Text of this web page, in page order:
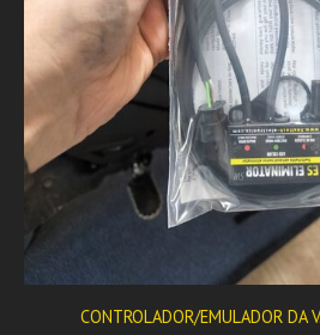
CONTROLADOR/EMULADOR DA